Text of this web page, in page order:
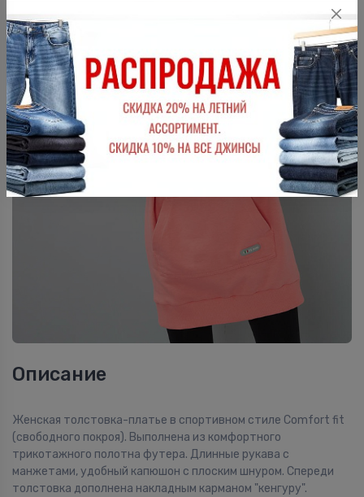
Описание
Женская толстовка-платье в спортивном стиле Comfort fit
(свободного покроя). Выполнена из комфортного
трикотажного полотна футера. Длинные рукава с
манжетами, удобный капюшон с плоским шнуром. Спереди
толстовка дополнена накладным карманом "кенгуру".